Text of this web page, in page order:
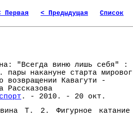
Первая < Предыдущая Список
"Всегда виню лишь себя" :
пары накануне старта
возвращении Кавагути -
Рассказова
. - 2010. - 20 окт.
Т. 2. Фигурное катание